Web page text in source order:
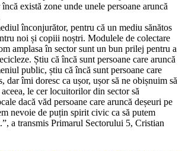
există zone unde unele persoane aruncă
înconjurător, pentru că un mediu sănătos
noi și copiii noștri. Modulele de colectare
amplasa în sector sunt un bun prilej pentru a
Știu că încă sunt persoane care aruncă
public, știu că încă sunt persoane care
dar îmi doresc ca ușor, ușor să ne obișnuim să
le cer locuitorilor din sector să
dacă văd persoane care aruncă deșeuri pe
nevoie de puțin spirit civic ca să putem
a transmis Primarul Sectorului 5, Cristian